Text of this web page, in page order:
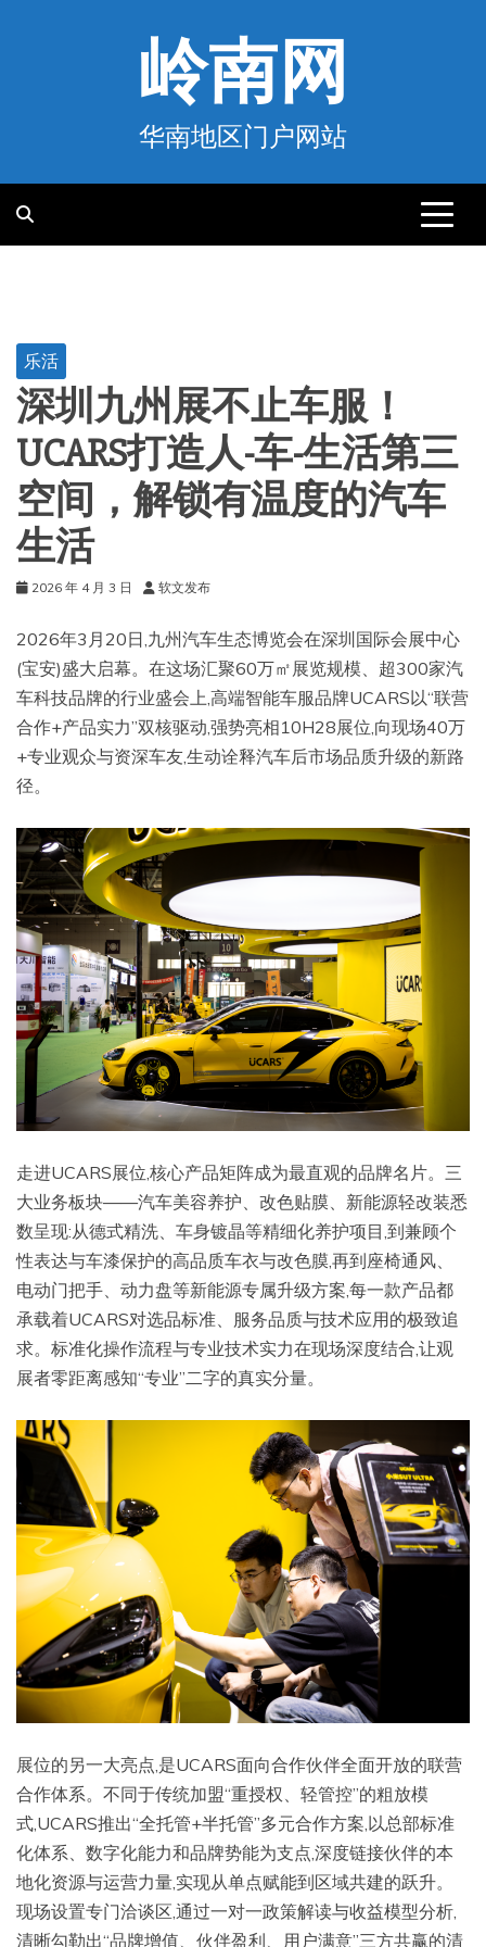
岭南网
华南地区门户网站
乐活
深圳九州展不止车服！
UCARS打造人-车-生活第三
空间，解锁有温度的汽车
生活
2026 年 4 月 3 日 软文发布
2026年3月20日,九州汽车生态博览会在深圳国际会展中心
(宝安)盛大启幕。在这场汇聚60万㎡展览规模、超300家汽
车科技品牌的行业盛会上,高端智能车服品牌UCARS以“联营
合作+产品实力”双核驱动,强势亮相10H28展位,向现场40万
+专业观众与资深车友,生动诠释汽车后市场品质升级的新路
径。
走进UCARS展位,核心产品矩阵成为最直观的品牌名片。三
大业务板块——汽车美容养护、改色贴膜、新能源轻改装悉
数呈现:从德式精洗、车身镀晶等精细化养护项目,到兼顾个
性表达与车漆保护的高品质车衣与改色膜,再到座椅通风、
电动门把手、动力盘等新能源专属升级方案,每一款产品都
承载着UCARS对选品标准、服务品质与技术应用的极致追
求。标准化操作流程与专业技术实力在现场深度结合,让观
展者零距离感知“专业”二字的真实分量。
展位的另一大亮点,是UCARS面向合作伙伴全面开放的联营
合作体系。不同于传统加盟“重授权、轻管控”的粗放模
式,UCARS推出“全托管+半托管”多元合作方案,以总部标准
化体系、数字化能力和品牌势能为支点,深度链接伙伴的本
地化资源与运营力量,实现从单点赋能到区域共建的跃升。
现场设置专门洽谈区,通过一对一政策解读与收益模型分析,
清晰勾勒出“品牌增值、伙伴盈利、用户满意”三方共赢的清